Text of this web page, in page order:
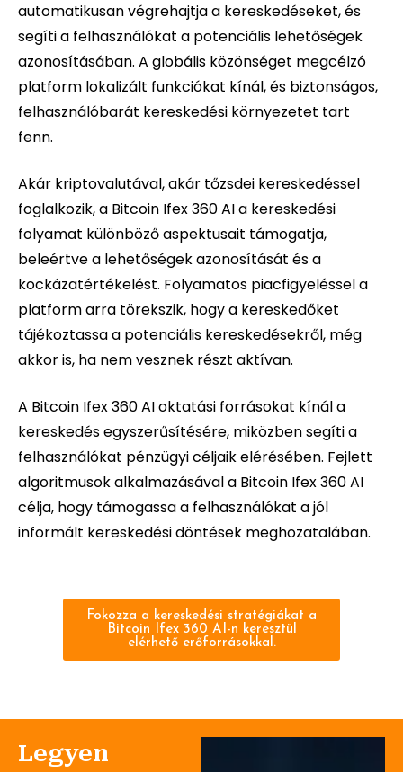
automatikusan végrehajtja a kereskedéseket, és
segíti a felhasználókat a potenciális lehetőségek
azonosításában. A globális közönséget megcélzó
platform lokalizált funkciókat kínál, és biztonságos,
felhasználóbarát kereskedési környezetet tart
fenn.
Akár kriptovalutával, akár tőzsdei kereskedéssel
foglalkozik, a Bitcoin Ifex 360 AI a kereskedési
folyamat különböző aspektusait támogatja,
beleértve a lehetőségek azonosítását és a
kockázatértékelést. Folyamatos piacfigyeléssel a
platform arra törekszik, hogy a kereskedőket
tájékoztassa a potenciális kereskedésekről, még
akkor is, ha nem vesznek részt aktívan.
A Bitcoin Ifex 360 AI oktatási forrásokat kínál a
kereskedés egyszerűsítésére, miközben segíti a
felhasználókat pénzügyi céljaik elérésében. Fejlett
algoritmusok alkalmazásával a Bitcoin Ifex 360 AI
célja, hogy támogassa a felhasználókat a jól
informált kereskedési döntések meghozatalában.
Fokozza a kereskedési stratégiákat a
Bitcoin Ifex 360 AI-n keresztül
elérhető erőforrásokkal.
Legyen